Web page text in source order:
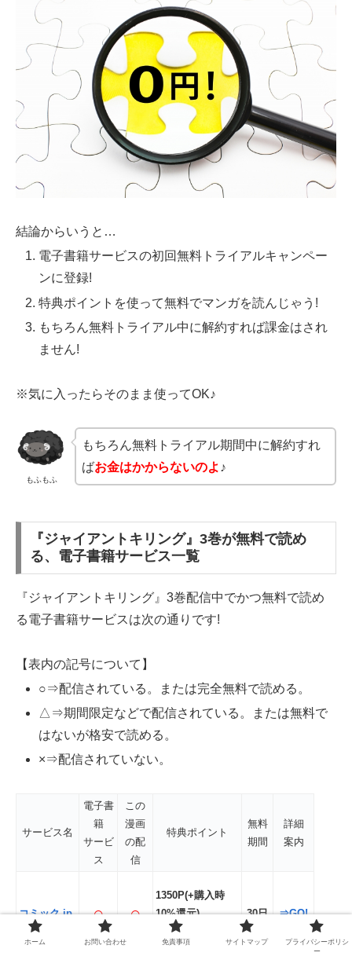
結論からいうと…
電子書籍サービスの初回無料トライアルキャンペー
ンに登録!
特典ポイントを使って無料でマンガを読んじゃう!
もちろん無料トライアル中に解約すれば課金はされ
ません!
※気に入ったらそのまま使ってOK♪
もふもふ
もちろん無料トライアル期間中に解約すれ
ばお金はかからないのよ ♪
『ジャイアントキリング』3巻が無料で読め
る、電子書籍サービス一覧
『ジャイアントキリング』3巻配信中でかつ無料で読め
る電子書籍サービスは次の通りです!
【表内の記号について】
○⇒配信されている。または完全無料で読める。
△⇒期間限定などで配信されている。または無料で
はないが格安で読める。
×⇒配信されていない。
サービス名
電子書
籍
サービ
ス
この
漫画
の配
信
特典ポイント
無料
期間
詳細
案内
コミック.jp ○ ○
1350P(+購入時
10%還元)
※期間限定
30日 ⇒GO!
ホーム お問い合わせ 免責事項 サイトマップ
プライバシーポリシ
ー